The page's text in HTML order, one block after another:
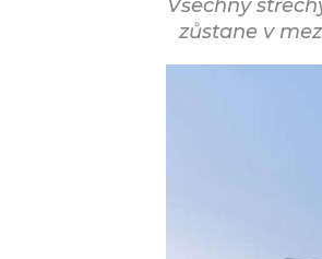
Všechny
zůstane v